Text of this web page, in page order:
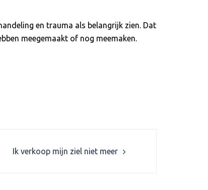
en trauma als belangrijk zien. Dat
meegemaakt of nog meemaken.
Ik verkoop mijn ziel niet meer